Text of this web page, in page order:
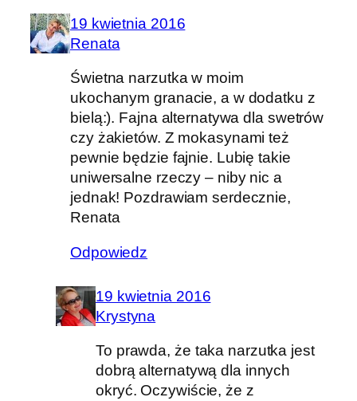
19 kwietnia 2016
Renata
Świetna narzutka w moim
ukochanym granacie, a w dodatku z
bielą:). Fajna alternatywa dla swetrów
czy żakietów. Z mokasynami też
pewnie będzie fajnie. Lubię takie
uniwersalne rzeczy – niby nic a
jednak! Pozdrawiam serdecznie,
Renata
Odpowiedz
19 kwietnia 2016
Krystyna
To prawda, że taka narzutka jest
dobrą alternatywą dla innych
okryć. Oczywiście, że z